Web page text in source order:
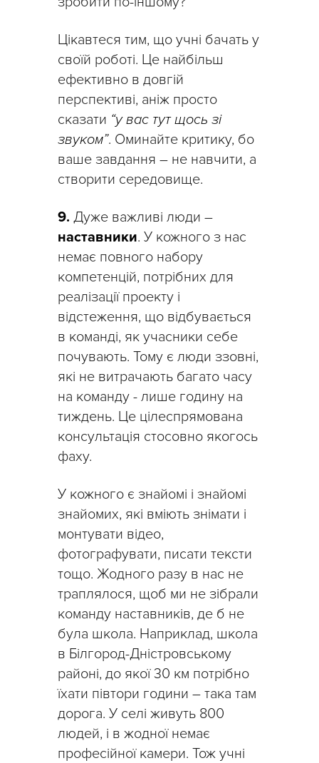
Цікавтеся тим, що учні бачать у
своїй роботі. Це найбільш
ефективно в довгій
перспективі, аніж просто
сказати “у вас тут щось зі
звуком”. Оминайте критику, бо
ваше завдання – не навчити, а
створити середовище.
9. Дуже важливі люди –
наставники. У кожного з нас
немає повного набору
компетенцій, потрібних для
реалізації проекту і
відстеження, що відбувається
в команді, як учасники себе
почувають. Тому є люди ззовні,
які не витрачають багато часу
на команду - лише годину на
тиждень. Це цілеспрямована
консультація стосовно якогось
фаху.
У кожного є знайомі і знайомі
знайомих, які вміють знімати і
монтувати відео,
фотографувати, писати тексти
тощо. Жодного разу в нас не
траплялося, щоб ми не зібрали
команду наставників, де б не
була школа. Наприклад, школа
в Білгород-Дністровському
районі, до якої 30 км потрібно
їхати півтори години – така там
дорога. У селі живуть 800
людей, і в жодної немає
професійної камери. Тож учні